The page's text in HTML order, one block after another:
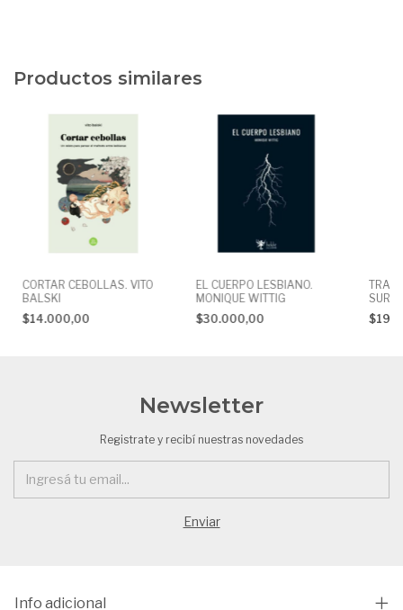
Productos similares
CORTAR CEBOLLAS. VITO
BALSKI
$14.000,00
EL CUERPO LESBIANO.
MONIQUE WITTIG
$30.000,00
SUR.
Newsletter
Registrate y recibí nuestras novedades
Info adicional